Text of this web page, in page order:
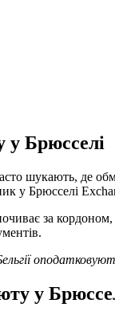
у Брюсселі
шукають, де
у Брюсселі
за
у